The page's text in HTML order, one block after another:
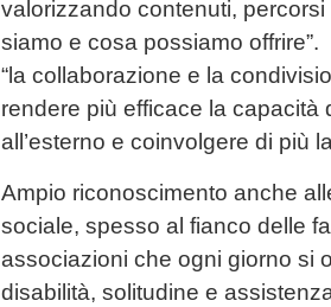
valorizzando contenuti,
siamo e cosa possiamo
“la collaborazione e la
rendere più efficace la capacità
all’esterno e coinvolgere di più
Ampio riconoscimento anche
sociale, spesso al fianco delle
associazioni che ogni giorno si
disabilità, solitudine e